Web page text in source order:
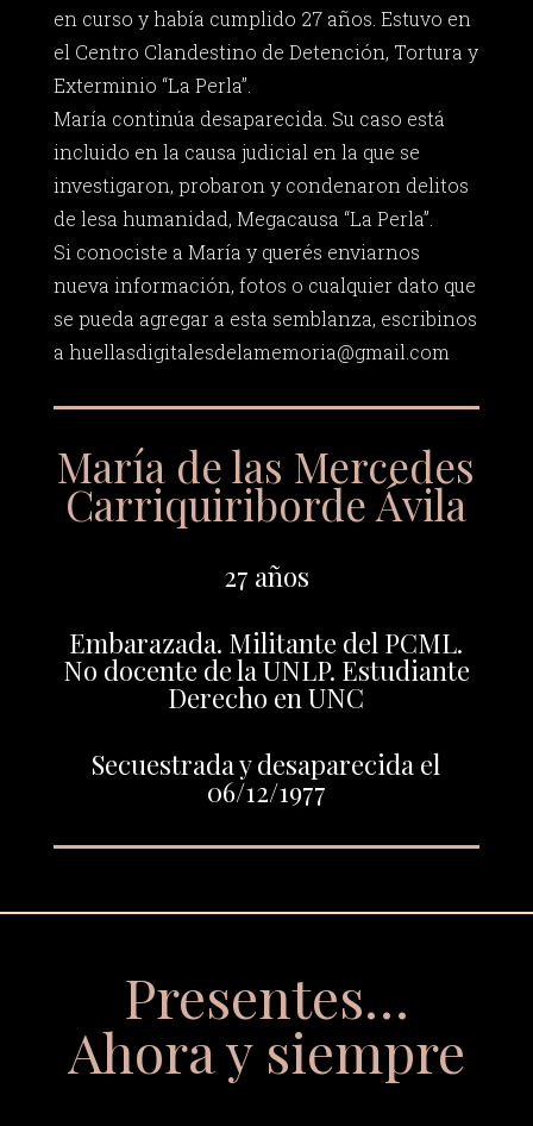
en curso y había cumplido 27 años. Estuvo en
el Centro Clandestino de Detención, Tortura y
Exterminio “La Perla”.
María continúa desaparecida. Su caso está
incluido en la causa judicial en la que se
investigaron, probaron y condenaron delitos
de lesa humanidad, Megacausa “La Perla”.
Si conociste a María y querés enviarnos
nueva información, fotos o cualquier dato que
se pueda agregar a esta semblanza, escribinos
a huellasdigitalesdelamemoria@gmail.com
María de las Mercedes
Carriquiriborde Ávila
27 años
Embarazada. Militante del PCML.
No docente de la UNLP. Estudiante
Derecho en UNC
Secuestrada y desaparecida el
06/12/1977
Presentes…
Ahora y siempre